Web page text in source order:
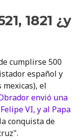
1821 ¿y
cumplirse 500
español y
el
envió una
VI, y al Papa
conquista de